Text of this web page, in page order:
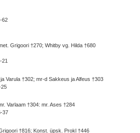
62
Grigoori †270; Whitby vg. Hilda †680
21
Varula †302; mr-d Sakkeus ja Alfeus †303
25
Varlaam †304: mr. Ases †284
37
†816; Konst. üpsk. Prokl †446